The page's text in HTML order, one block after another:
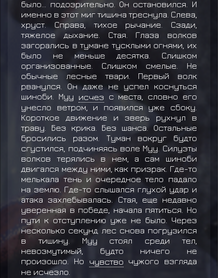
было… подозрительно. Он остановился. И
именно в этот миг тишина треснула. Слева,
хруст. Справа, тихое рычание. Сзади,
тяжелое дыхание. Стая. Глаза волков
загорались в тумане тусклыми огнями, их
было не меньше десятка. Слишком
организованные. Слишком смелые. Не
обычные лесные твари. Первый волк
рванулся. Он даже не успел коснуться
шиноби. Муу исчез с места, словно его
унесло ветром, и появился уже сбоку.
Короткое движение и зверь рухнул в
траву. Без крика. Без шанса. Остальные
бросились разом. Туман вокруг будто
сгустился, подчиняясь воле Муу. Силуэты
волков терялись в нем, а сам шиноби
двигался между ними, как призрак. Где-то
мелькала тень и очередное тело падало
на землю. Где-то слышался глухой удар и
атака захлебывалась. Стая, еще недавно
уверенная в победе, начала пятиться. Но
пути к отступлению уже не было. Через
несколько секунд лес снова погрузился
в тишину. Муу стоял среди тел,
невозмутимый, будто ничего не
произошло. Но чувство чужого взгляда
не исчезло.